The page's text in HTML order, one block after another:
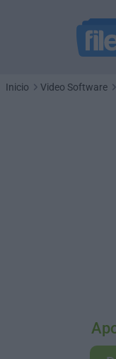
Inicio Video Software